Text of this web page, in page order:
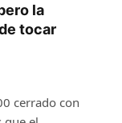
la
tocar
cerrado con